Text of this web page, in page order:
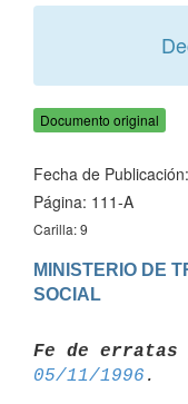
Documento original
Fecha de
Página: 111-A
Carilla: 9
MINISTERIO DE
Fe de erratas
05/11/1996